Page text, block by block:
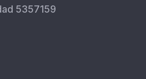
5357159